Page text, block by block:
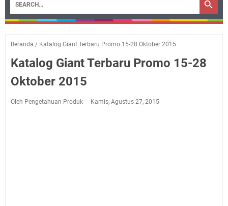
Beranda / Katalog Giant Terbaru Promo 15-28 Oktober 2015
Katalog Giant Terbaru Promo 15-28
Oktober 2015
Oleh Pengetahuan Produk Kamis, Agustus 27, 2015